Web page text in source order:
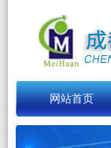
网站首页